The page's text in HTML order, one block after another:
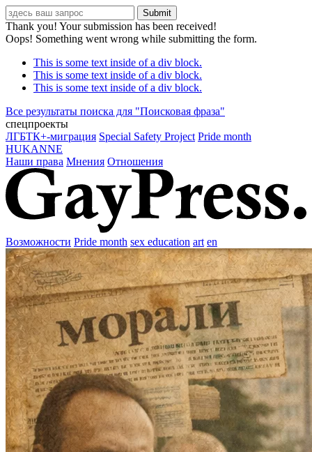
Thank you! Your submission has been received!
Oops! Something went wrong while submitting the form.
This is some text inside of a div block.
This is some text inside of a div block.
This is some text inside of a div block.
Все результаты поиска для "Поисковая фраза"
спецпроекты
ЛГБТК+-миграция Special Safety Project Pride month
HUKANNE
Наши права Мнения Отношения
Возможности Pride month sex education art en